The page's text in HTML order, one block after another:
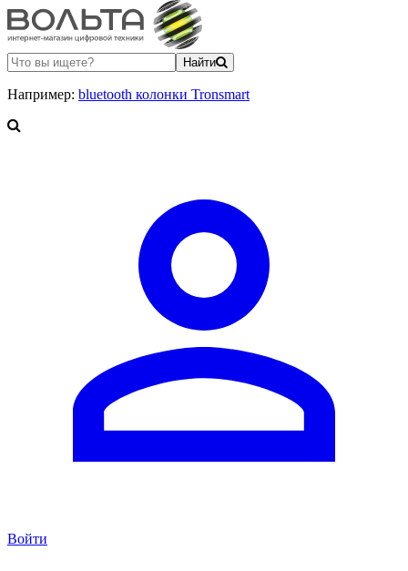
Найти
Например: bluetooth колонки Tronsmart
Войти